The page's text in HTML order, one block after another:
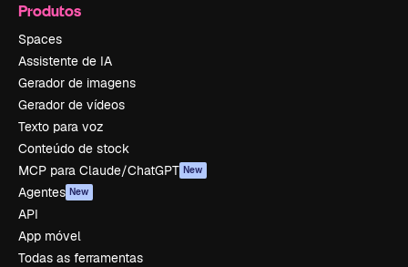
Produtos
Spaces
Assistente de IA
Gerador de imagens
Gerador de vídeos
Texto para voz
Conteúdo de stock
MCP para Claude/ChatGPT New
Agentes New
API
App móvel
Todas as ferramentas